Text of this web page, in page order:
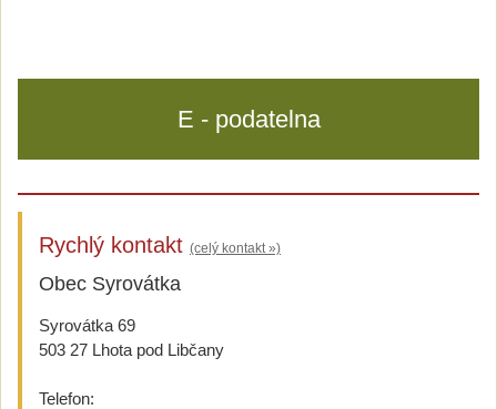
E - podatelna
Rychlý kontakt (celý kontakt »)
Obec Syrovátka
Syrovátka 69
503 27 Lhota pod Libčany
Telefon: